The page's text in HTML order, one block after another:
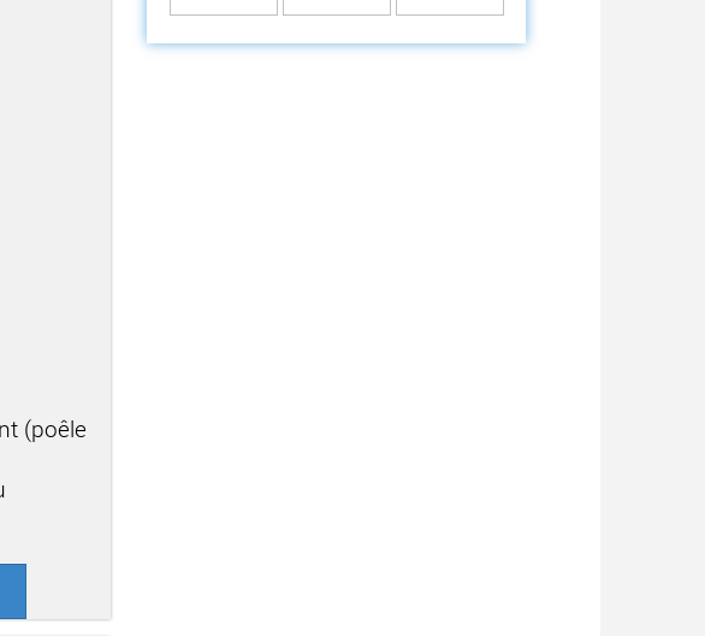
(poêle